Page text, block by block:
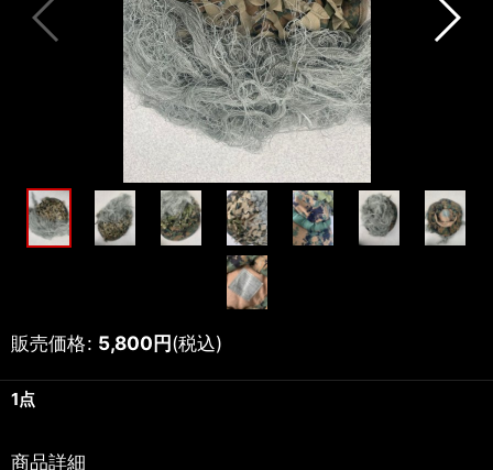
販売価格: 5,800円(税込)
1点
商品詳細